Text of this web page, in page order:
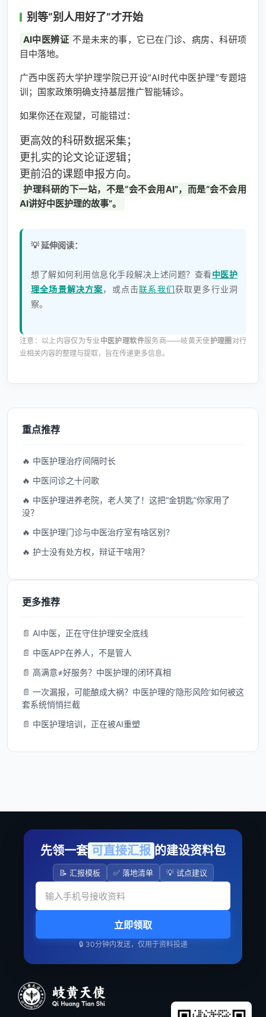
别等“别人用好了”才开始
AI中医辨证 不是未来的事，它已在门诊、病房、科研项
目中落地。
广西中医药大学护理学院已开设“AI时代中医护理”专题培
训；国家政策明确支持基层推广智能辅诊。
如果你还在观望，可能错过：
更高效的科研数据采集；
更扎实的论文论证逻辑；
更前沿的课题申报方向。
护理科研的下一站，不是“会不会用AI”，而是“会不会用
AI讲好中医护理的故事”。
💡 延伸阅读：
想了解如何利用信息化手段解决上述问题？查看中医护
理全场景解决方案，或点击联系我们获取更多行业洞
察。
注意：以上内容仅为专业中医护理软件服务商——岐黄天使护理圈 对行
业相关内容的整理与提取，旨在传递更多信息。
重点推荐
🔥 中医护理治疗间隔时长
🔥 中医问诊之十问歌
🔥 中医护理进养老院，老人笑了！这把“金钥匙”你家用了
没？
🔥 中医护理门诊与中医治疗室有啥区别?
🔥 护士没有处方权，辩证干啥用？
更多推荐
📄 AI中医，正在守住护理安全底线
📄 中医APP在养人，不是管人
📄 高满意≠好服务？中医护理的闭环真相
📄 一次漏报，可能酿成大祸？中医护理的‘隐形风险’如何被这
套系统悄悄拦截
📄 中医护理培训，正在被AI重塑
先领一套 可直接汇报 的建设资料包
📝 汇报模板 ✅ 落地清单 💡 试点建议
立即领取
🔒 30分钟内发送，仅用于资料投递